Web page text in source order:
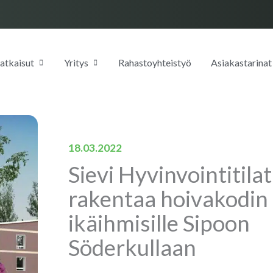
OPEN RATKAISUT
Yritys OPEN YRITYS
Rahastoyhteistyö Asiakastarinat
18.03.2022
Sievi Hyvinvointitilat
rakentaa hoivakodin
ikäihmisille Sipoon
Söderkullaan